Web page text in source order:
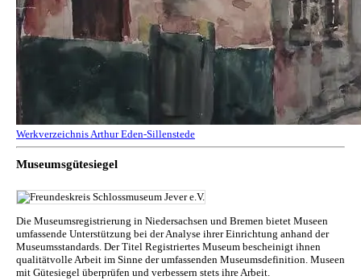
Werkverzeichnis Arthur Eden-Sillenstede
Museumsgütesiegel
Die Museumsregistrierung in Niedersachsen und Bremen bietet Museen
umfassende Unterstützung bei der Analyse ihrer Einrichtung anhand der
Museumsstandards. Der Titel Registriertes Museum bescheinigt ihnen
qualitätvolle Arbeit im Sinne der umfassenden Museumsdefinition. Museen
mit Gütesiegel überprüfen und verbessern stets ihre Arbeit.